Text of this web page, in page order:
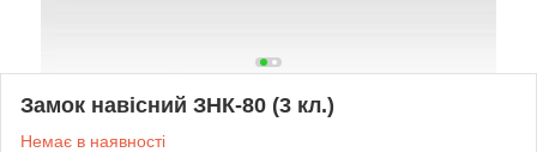
Замок навісний ЗНК-80 (3 кл.)
Немає в наявності